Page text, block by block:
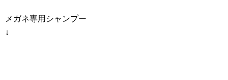
メガネ専用シャンプー
↓